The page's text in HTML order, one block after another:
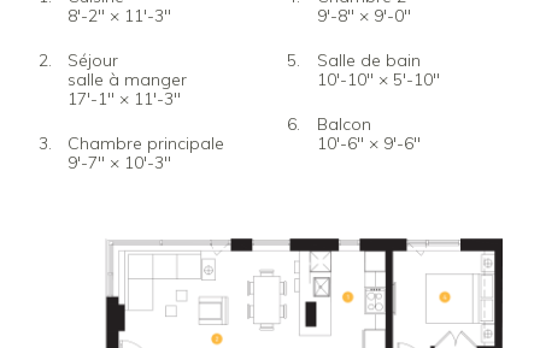
8'-2" × 11'-3"
Séjour
salle à manger
17'-1" × 11'-3"
Chambre principale
9'-7" × 10'-3"
9'-8" × 9'-0"
Salle de bain
10'-10" × 5'-10"
Balcon
10'-6" × 9'-6"